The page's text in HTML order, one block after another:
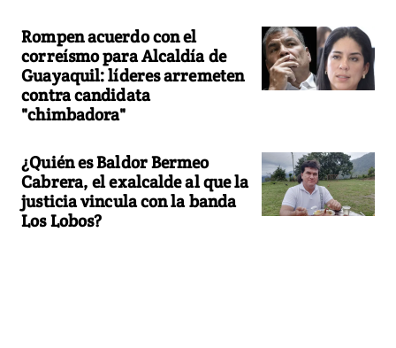
Rompen acuerdo con el
correísmo para Alcaldía de
Guayaquil: líderes arremeten
contra candidata
"chimbadora"
¿Quién es Baldor Bermeo
Cabrera, el exalcalde al que la
justicia vincula con la banda
Los Lobos?